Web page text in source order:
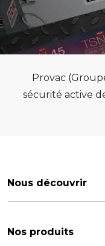
Provac
sécurité active
meilleurs
Provac
Nous découvrir
Les chiffres
Nos produits